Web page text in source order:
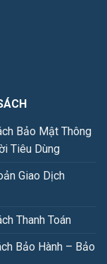
Bảo Mật Thông
Tiêu Dùng
Giao Dịch
Thanh Toán
Bảo Hành – Bảo